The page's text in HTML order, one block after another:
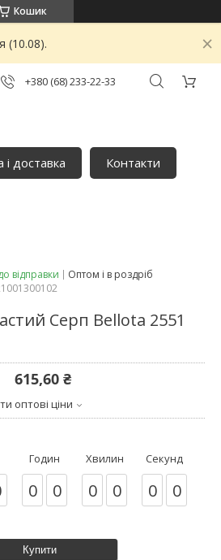
Кошик
(10.08).
+380 (68) 233-22-33
і доставка Контакти
відправки
Оптом і в роздріб
Серп Bellota 2551
615,60 ₴
оптові ціни
Годин
0 0
Хвилин
0 0
Секунд
0 0
Купити